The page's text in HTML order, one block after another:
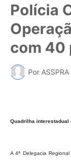
Polícia
com 40
Por ASSPRA
Quadrilha interestadual
A 4ª Delegacia